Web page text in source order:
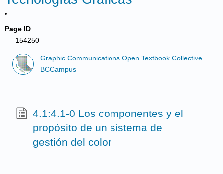
Page ID
154250
Graphic Communications Open Textbook Collective
BCCampus
4.1:4.1-0 Los componentes y el
propósito de un sistema de
gestión del color